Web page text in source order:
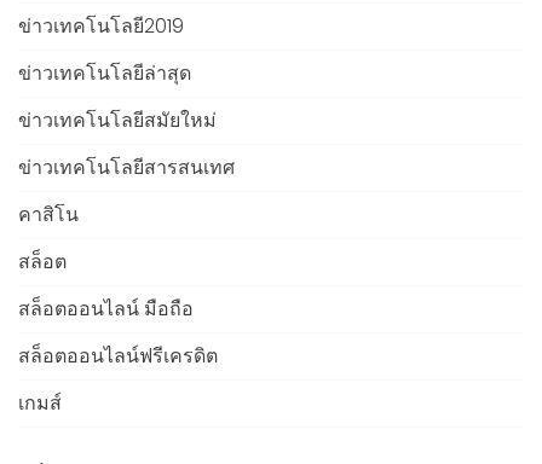
ข่าวเทคโนโลยี2019
ข่าวเทคโนโลยีล่าสุด
ข่าวเทคโนโลยีสมัยใหม่
ข่าวเทคโนโลยีสารสนเทศ
คาสิโน
สล็อต
สล็อตออนไลน์ มือถือ
สล็อตออนไลน์ฟรีเครดิต
เกมส์